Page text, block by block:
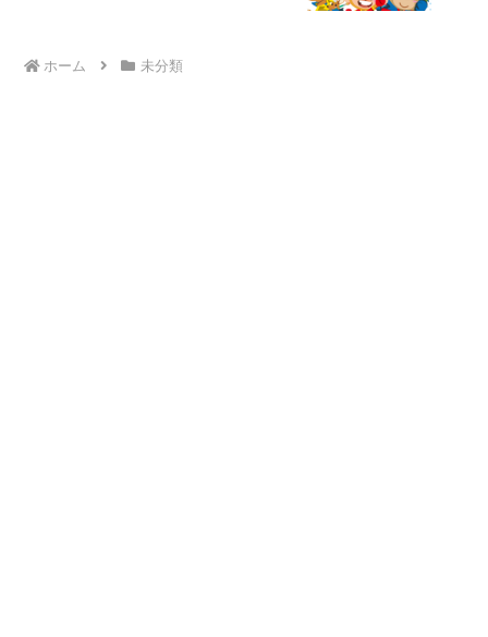
ホーム 未分類